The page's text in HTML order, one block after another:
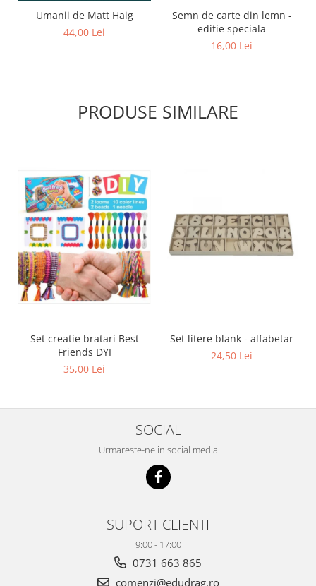
Umanii de Matt Haig
44,00 Lei
Semn de carte din lemn -
editie speciala
16,00 Lei
PRODUSE SIMILARE
Set creatie bratari Best
Friends DYI
35,00 Lei
Set litere blank - alfabetar
24,50 Lei
SOCIAL
Urmareste-ne in social media
SUPORT CLIENTI
9:00 - 17:00
0731 663 865
comenzi@edudrag.ro